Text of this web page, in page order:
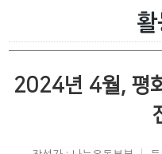
활
2024년 4월, 평